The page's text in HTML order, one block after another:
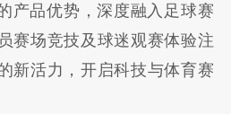
产品优势，深度融入足球赛
赛场竞技及球迷观赛体验注
新活力，开启科技与体育赛